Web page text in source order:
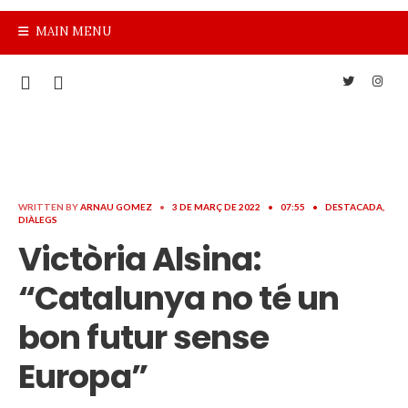
MAIN MENU
WRITTEN BYARNAU GOMEZ • 3 DE MARÇ DE 2022 • 07:55 • DESTACADA
DIÀLEGS
Victòria Alsina:
“Catalunya no té un
bon futur sense
Europa”